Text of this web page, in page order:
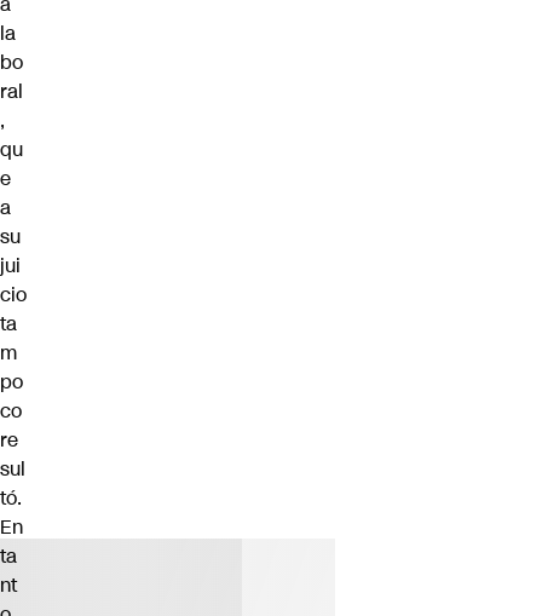
la
bo
ral
,
qu
e
a
su
jui
cio
ta
m
po
co
re
sul
tó.
En
ta
nt